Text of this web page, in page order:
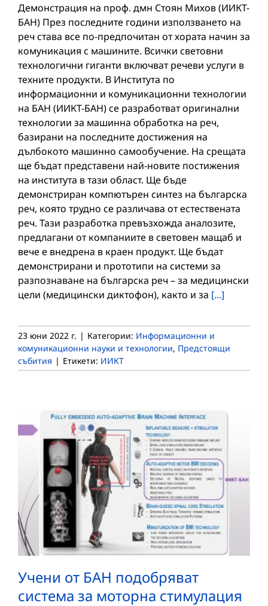
Демонстрация на проф. дмн Стоян Михов (ИИКТ-
БАН) През последните години използването на
реч става все по-предпочитан от хората начин за
комуникация с машините. Всички световни
технологични гиганти включват речеви услуги в
техните продукти. В Института по
информационни и комуникационни технологии
на БАН (ИИКТ-БАН) се разработват оригинални
технологии за машинна обработка на реч,
базирани на последните достижения на
дълбокото машинно самообучение. На срещата
ще бъдат представени най-новите постижения
на института в тази област. Ще бъде
демонстриран компютърен синтез на българска
реч, която трудно се различава от естествената
реч. Тази разработка превъзхожда аналозите,
предлагани от компаниите в световен мащаб и
вече е внедрена в краен продукт. Ще бъдат
демонстрирани и прототипи на системи за
разпознаване на българска реч – за медицински
цели (медицински диктофон), както и за [...]
23 юни 2022 г. | Категории: Информационни и
комуникационни науки и технологии, Предстоящи
събития | Етикети: ИИКТ
Учени от БАН подобряват
система за моторна стимулация